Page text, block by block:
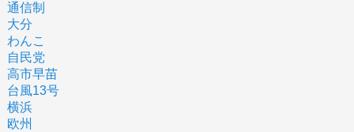
通信制
大分
わんこ
自民党
高市早苗
台風13号
横浜
欧州